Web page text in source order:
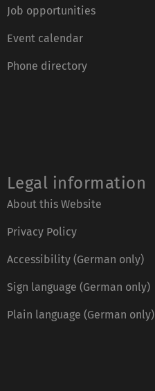
Job opportunities
Event calendar
Phone directory
Legal information
About this Website
Privacy Policy
Accessibility (German only)
Sign language (German only)
Plain language (German only)